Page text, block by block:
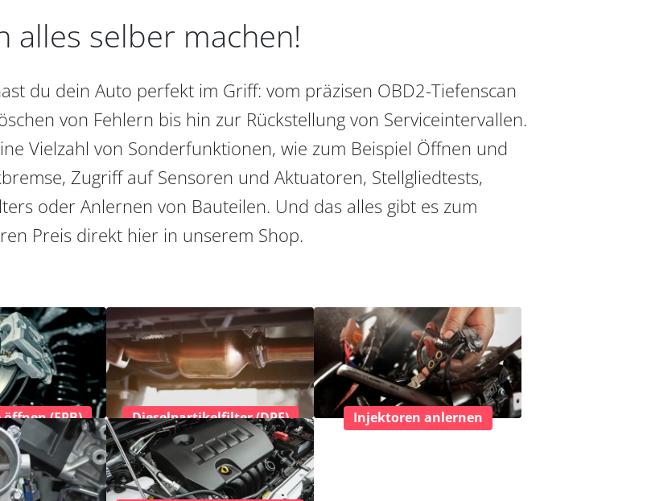
alles selber machen!
du dein Auto perfekt im Griff: vom präzisen OBD2-Tiefenscan
von Fehlern bis hin zur Rückstellung von Serviceintervallen.
Vielzahl von Sonderfunktionen, wie zum Beispiel Öffnen und
Zugriff auf Sensoren und Aktuatoren, Stellgliedtests,
oder Anlernen von Bauteilen. Und das alles gibt es zum
Preis direkt hier in unserem Shop.
(EPB) Dieselpartikelfilter (DPF) Injektoren anlernen